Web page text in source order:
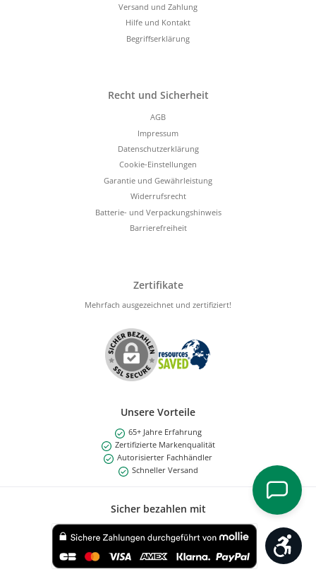
Versand und Zahlung
Hilfe und Kontakt
Begriffserklärung
Recht und Sicherheit
AGB
Impressum
Datenschutzerklärung
Cookie-Einstellungen
Garantie und Gewährleistung
Widerrufsrecht
Batterie- und Verpackungshinweis
Barrierefreiheit
Zertifikate
Mehrfach ausgezeichnet und zertifiziert!
Unsere Vorteile
65+ Jahre Erfahrung
Zertifizierte Markenqualität
Autorisierter Fachhändler
Schneller Versand
Sicher bezahlen mit